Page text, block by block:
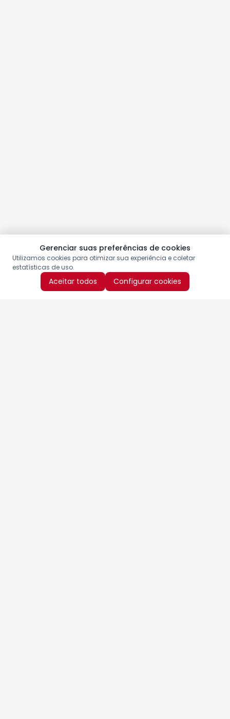
Gerenciar suas preferências de cookies
Utilizamos cookies para otimizar sua experiência e coletar
estatísticas de uso.
Aceitar todos Configurar cookies